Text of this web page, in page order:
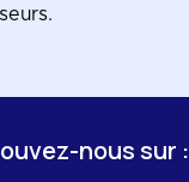
nous sur :